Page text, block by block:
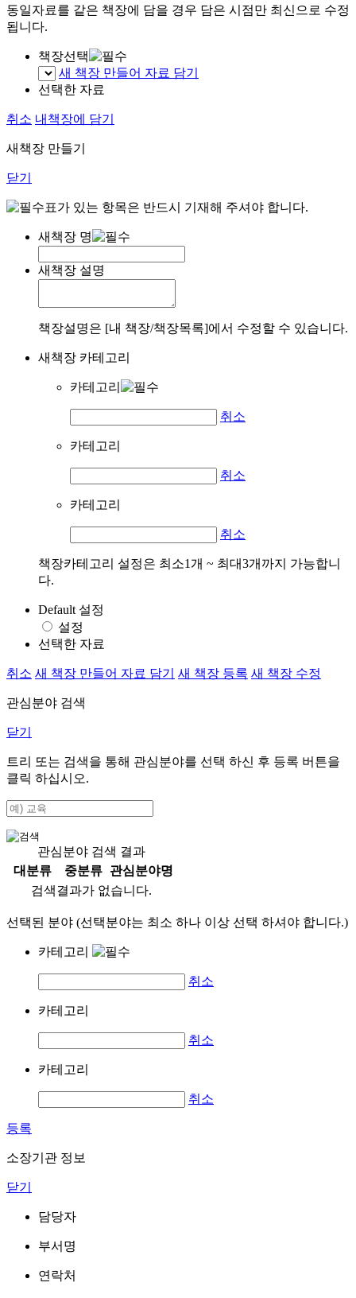
동일자료를 같은 책장에 담을 경우 담은 시점만 최신으로 수정
됩니다.
책장선택
새 책장 만들어 자료 담기
선택한 자료
취소 내책장에 담기
새책장 만들기
닫기
표가 있는 항목은 반드시 기재해 주셔야 합니다.
새책장 명
새책장 설명
책장설명은 [내 책장/책장목록]에서 수정할 수 있습니다.
새책장 카테고리
카테고리
취소
카테고리
취소
카테고리
취소
책장카테고리 설정은 최소1개 ~ 최대3개까지 가능합니
다.
Default 설정
설정
선택한 자료
취소 새 책장 만들어 자료 담기 새 책장 등록 새 책장 수정
관심분야 검색
닫기
트리 또는 검색을 통해 관심분야를 선택 하신 후 등록 버튼을
클릭 하십시오.
관심분야 검색 결과
대분류
중분류
관심분야명
검색결과가 없습니다.
선택된 분야 (선택분야는 최소 하나 이상 선택 하셔야 합니다.)
카테고리
취소
카테고리
취소
카테고리
취소
등록
소장기관 정보
닫기
담당자
부서명
연락처